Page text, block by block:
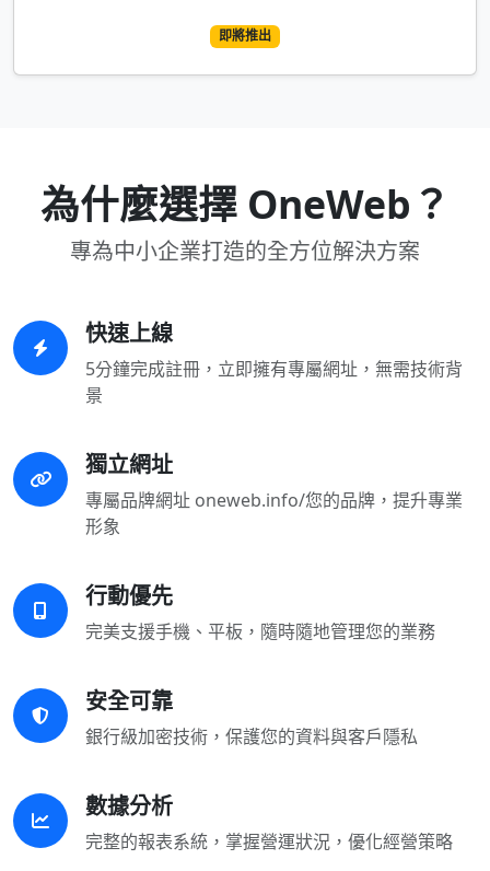
即將推出
為什麼選擇 OneWeb？
專為中小企業打造的全方位解決方案
快速上線
5分鐘完成註冊，立即擁有專屬網址，無需技術背
景
獨立網址
專屬品牌網址 oneweb.info/您的品牌，提升專業
形象
行動優先
完美支援手機、平板，隨時隨地管理您的業務
安全可靠
銀行級加密技術，保護您的資料與客戶隱私
數據分析
完整的報表系統，掌握營運狀況，優化經營策略